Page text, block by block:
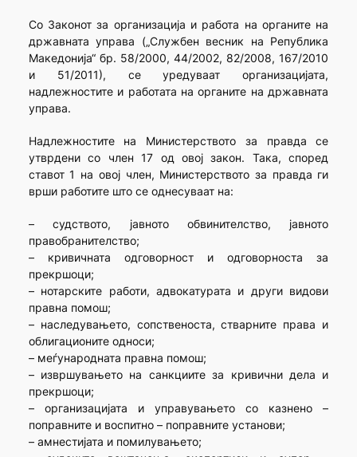
Со Законот за организација и работа на органите на
државната управа („Службен весник на Република
Македонија“ бр. 58/2000, 44/2002, 82/2008, 167/2010
и 51/2011), се уредуваат организацијата,
надлежностите и работата на органите на државната
управа.
Надлежностите на Министерството за правда се
утврдени со член 17 од овој закон. Така, според
ставот 1 на овој член, Министерството за правда ги
врши работите што се однесуваат на:
– судството, јавното обвинителство, јавното
правобранителство;
– кривичната одговорност и одговорноста за
прекршоци;
– нотарските работи, адвокатурата и други видови
правна помош;
– наследувањето, сопственоста, стварните права и
облигационите односи;
– меѓународната правна помош;
– извршувањето на санкциите за кривични дела и
прекршоци;
– организацијата и управувањето со казнено –
поправните и воспитно – поправните установи;
– амнестијата и помилувањето;